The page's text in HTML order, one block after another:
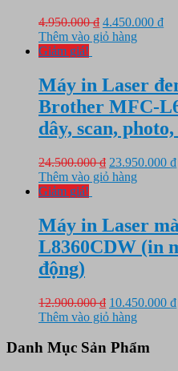
4.950.000₫ Giá
gốc
4.450.000 ₫Giá
Thêm vào giỏ hàng
Giảm giá!
Máy in Laser
Brother MFC-
dây, scan,
24.500.000₫ Giá
gốc
23.950.000 ₫
Thêm vào giỏ hàng
Giảm giá!
Máy in Laser
L8360CDW (in
động)
12.900.000₫ Giá
gốc
12.900.000 ₫.
10.450.000 ₫
Thêm vào giỏ hàng
Danh Mục Sản Phẩm